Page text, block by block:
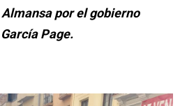
por el gobierno
Page.